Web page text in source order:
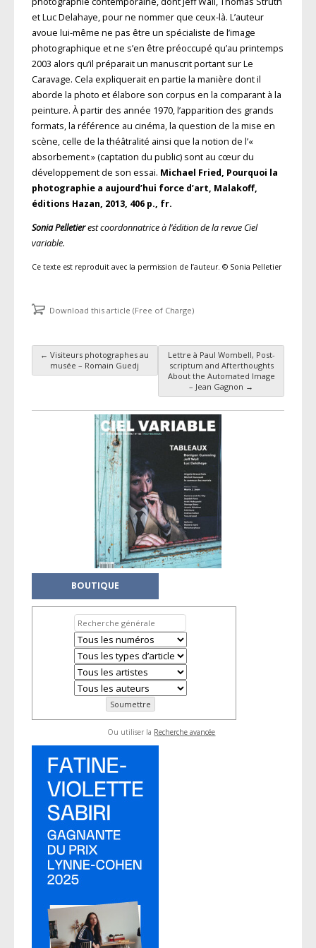
et Luc Delahaye, pour ne nommer que ceux-là. L’auteur
avoue lui-même ne pas être un spécialiste de l’image
photographique et ne s’en être préoccupé qu’au printemps
2003 alors qu’il préparait un manuscrit portant sur Le
Caravage. Cela expliquerait en partie la manière dont il
aborde la photo et élabore son corpus en la comparant à la
peinture. À partir des année 1970, l’apparition des grands
formats, la référence au cinéma, la question de la mise en
scène, celle de la théâtralité ainsi que la notion de l’«
absorbement » (captation du public) sont au cœur du
développement de son essai. Michael Fried, Pourquoi la
photographie a aujourd’hui force d’art, Malakoff,
éditions Hazan, 2013, 406 p., fr.
Sonia Pelletierest coordonnatrice à l’édition de la revue Ciel
variable.
Ce texte est reproduit avec la permission de l’auteur. © Sonia Pelletier
Download this article (Free of Charge)
Navigation des articles
← Visiteurs photographes au
musée – Romain Guedj
Lettre à Paul Wombell, Post-
scriptum and Afterthoughts
About the Automated Image
– Jean Gagnon →
BOUTIQUE
Ou utiliser la Recherche avancée